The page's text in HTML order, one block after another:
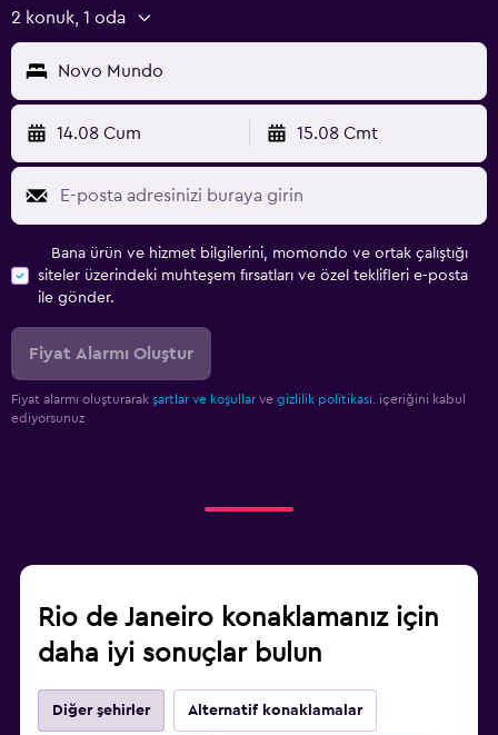
2 konuk, 1 oda
Novo Mundo
14.08 Cum 15.08 Cmt
Bana ürün ve hizmet bilgilerini, momondo ve ortak çalıştığı
siteler üzerindeki muhteşem fırsatları ve özel teklifleri e-posta
ile gönder.
Fiyat Alarmı Oluştur
Fiyat alarmı oluşturarak şartlar ve koşullar ve gizlilik politikası.
içeriğini kabul
ediyorsunuz
Rio de Janeiro konaklamanız için
daha iyi sonuçlar bulun
Diğer şehirler Alternatif konaklamalar